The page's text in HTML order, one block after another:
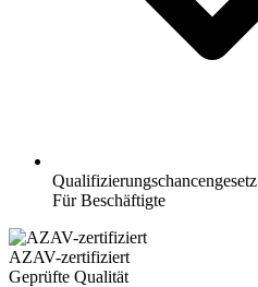
Qualifizierungschancengesetz
Für Beschäftigte
AZAV-zertifiziert
Geprüfte Qualität